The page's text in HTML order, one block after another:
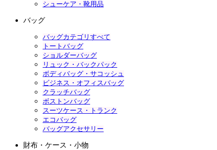
シューケア・靴用品
バッグ
バッグカテゴリすべて
トートバッグ
ショルダーバッグ
リュック・バックパック
ボディバッグ・サコッシュ
ビジネス・オフィスバッグ
クラッチバッグ
ボストンバッグ
スーツケース・トランク
エコバッグ
バッグアクセサリー
財布・ケース・小物